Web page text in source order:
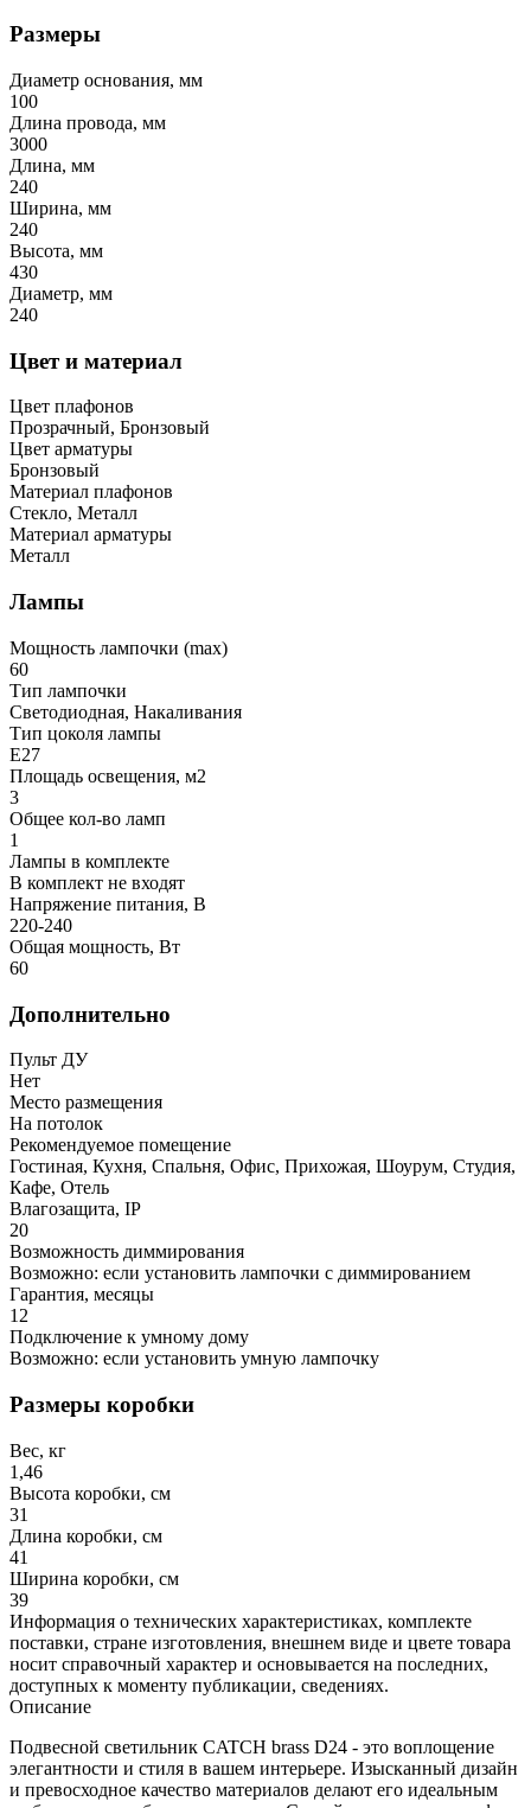
Размеры
Диаметр основания, мм
100
Длина провода, мм
3000
Длина, мм
240
Ширина, мм
240
Высота, мм
430
Диаметр, мм
240
Цвет и материал
Цвет плафонов
Прозрачный, Бронзовый
Цвет арматуры
Бронзовый
Материал плафонов
Стекло, Металл
Материал арматуры
Металл
Лампы
Мощность лампочки (max)
60
Тип лампочки
Светодиодная, Накаливания
Тип цоколя лампы
E27
Площадь освещения, м2
3
Общее кол-во ламп
1
Лампы в комплекте
В комплект не входят
Напряжение питания, В
220-240
Общая мощность, Вт
60
Дополнительно
Пульт ДУ
Нет
Место размещения
На потолок
Рекомендуемое помещение
Гостиная, Кухня, Спальня, Офис, Прихожая, Шоурум, Студия,
Кафе, Отель
Влагозащита, IP
20
Возможность диммирования
Возможно: если установить лампочки с диммированием
Гарантия, месяцы
12
Подключение к умному дому
Возможно: если установить умную лампочку
Размеры коробки
Вес, кг
1,46
Высота коробки, см
31
Длина коробки, см
41
Ширина коробки, см
39
Информация о технических характеристиках, комплекте
поставки, стране изготовления, внешнем виде и цвете товара
носит справочный характер и основывается на последних,
доступных к моменту публикации, сведениях.
Описание
Подвесной светильник CATCH brass D24 - это воплощение
элегантности и стиля в вашем интерьере. Изысканный дизайн
и превосходное качество материалов делают его идеальным